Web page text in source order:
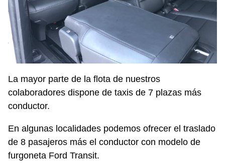
La mayor parte de la flota de nuestros
colaboradores dispone de taxis de 7 plazas más
conductor.
En algunas localidades podemos ofrecer el traslado
de 8 pasajeros más el conductor con modelo de
furgoneta Ford Transit.